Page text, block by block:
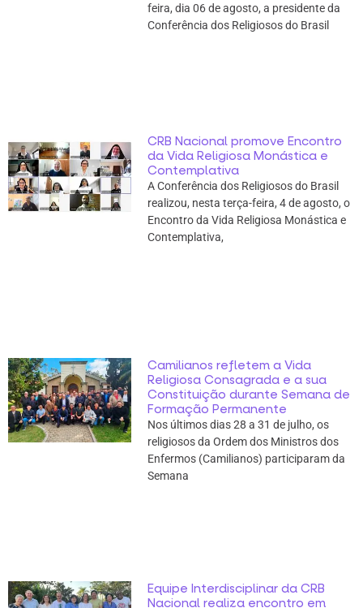
feira, dia 06 de agosto, a presidente da
Conferência dos Religiosos do Brasil
CRB Nacional promove Encontro
da Vida Religiosa Monástica e
Contemplativa
A Conferência dos Religiosos do Brasil
realizou, nesta terça-feira, 4 de agosto, o
Encontro da Vida Religiosa Monástica e
Contemplativa,
Camilianos refletem a Vida
Religiosa Consagrada e a sua
Constituição durante Semana de
Formação Permanente
Nos últimos dias 28 a 31 de julho, os
religiosos da Ordem dos Ministros dos
Enfermos (Camilianos) participaram da
Semana
Equipe Interdisciplinar da CRB
Nacional realiza encontro em